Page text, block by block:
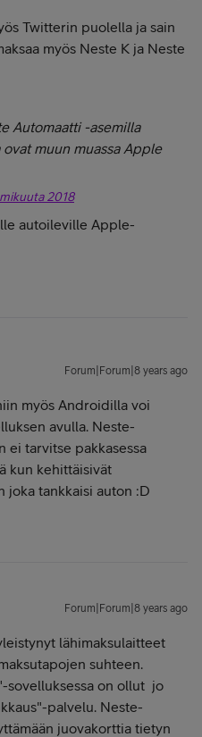
Twitterin puolella ja sain
myös Neste K ja Neste
Automaatti -asemilla
muun muassa Apple
2018
autoileville Apple-
Forum|Forum|8 years ago
myös Androidilla voi
avulla. Neste-
ei tarvitse pakkasessa
kun kehittäisivät
joka tankkaisi auton :D
Forum|Forum|8 years ago
lähimaksulaitteet
suhteen.
sovelluksessa on ollut jo
palvelu. Neste-
juovakorttia tietyn